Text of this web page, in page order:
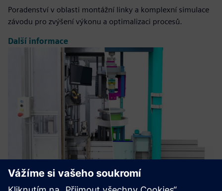
Poradenství v oblasti montážní linky a komplexní simulace
závodu pro zvýšení výkonu a optimalizaci procesů.
Další informace